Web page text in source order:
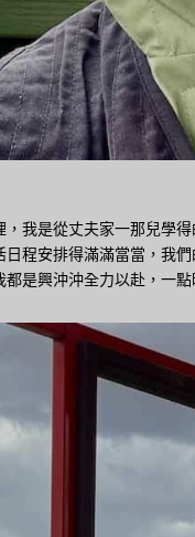
我是從丈夫家一那兒學
程安排得滿滿當當，我
是興沖沖全力以赴，一